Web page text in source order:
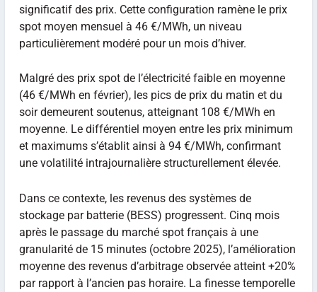
significatif des prix. Cette configuration ramène le prix
spot moyen mensuel à 46 €/MWh, un niveau
particulièrement modéré pour un mois d’hiver.
Malgré des prix spot de l’électricité faible en moyenne
(46 €/MWh en février), les pics de prix du matin et du
soir demeurent soutenus, atteignant 108 €/MWh en
moyenne. Le différentiel moyen entre les prix minimum
et maximums s’établit ainsi à 94 €/MWh, confirmant
une volatilité intrajournalière structurellement élevée.
Dans ce contexte, les revenus des systèmes de
stockage par batterie (BESS) progressent. Cinq mois
après le passage du marché spot français à une
granularité de 15 minutes (octobre 2025), l’amélioration
moyenne des revenus d’arbitrage observée atteint +20%
par rapport à l’ancien pas horaire. La finesse temporelle